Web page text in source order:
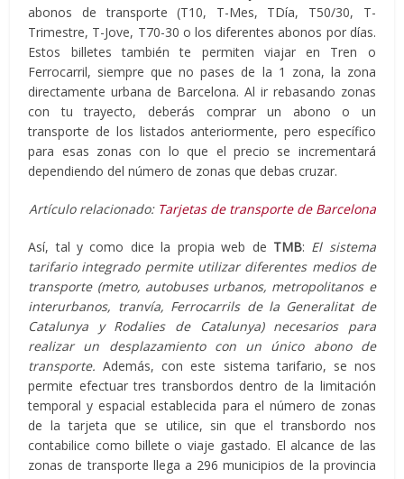
abonos de transporte (T10, T-Mes, TDía, T50/30, T-
Trimestre, T-Jove, T70-30 o los diferentes abonos por días.
Estos billetes también te permiten viajar en Tren o
Ferrocarril, siempre que no pases de la 1 zona, la zona
directamente urbana de Barcelona. Al ir rebasando zonas
con tu trayecto, deberás comprar un abono o un
transporte de los listados anteriormente, pero específico
para esas zonas con lo que el precio se incrementará
dependiendo del número de zonas que debas cruzar.
Artículo relacionado: Tarjetas de transporte de Barcelona
Así, tal y como dice la propia web de TMB: El sistema
tarifario integrado permite utilizar diferentes medios de
transporte (metro, autobuses urbanos, metropolitanos e
interurbanos, tranvía, Ferrocarrils de la Generalitat de
Catalunya y Rodalies de Catalunya) necesarios para
realizar un desplazamiento con un único abono de
transporte.Además, con este sistema tarifario, se nos
permite efectuar tres transbordos dentro de la limitación
temporal y espacial establecida para el número de zonas
de la tarjeta que se utilice, sin que el transbordo nos
contabilice como billete o viaje gastado. El alcance de las
zonas de transporte llega a 296 municipios de la provincia